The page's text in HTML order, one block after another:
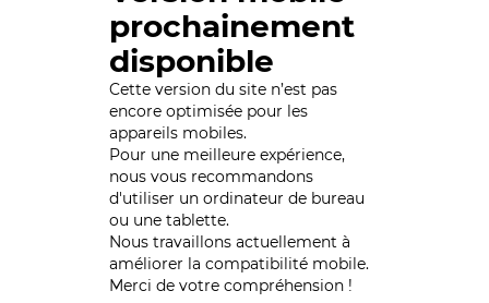
prochainement
disponible
Cette version du site n’est pas
encore optimisée pour les
appareils mobiles.
Pour une meilleure expérience,
nous vous recommandons
d'utiliser un ordinateur de bureau
ou une tablette.
Nous travaillons actuellement à
améliorer la compatibilité mobile.
Merci de votre compréhension !